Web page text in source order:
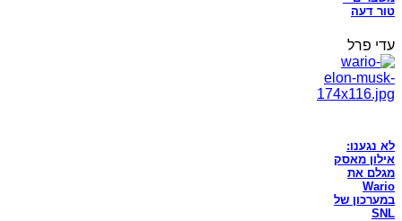
טור דעה
עדי פרל
לא נגענו:
אילון מאסק
מגלם את
Wario
במערכון של
SNL